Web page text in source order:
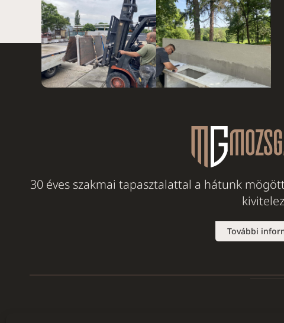
30 éves szakmai tapasztalattal a hátunk
További